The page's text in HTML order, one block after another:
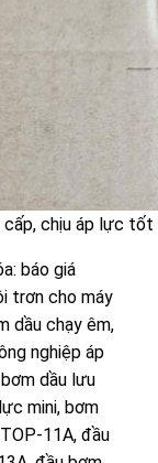
chịu áp lực
báo giá
trơn cho máy
dầu chạy êm,
nghiệp áp
bơm dầu lưu
mini, bơm
11A, đầu